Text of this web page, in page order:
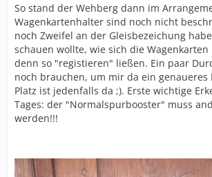
So stand der Wehberg dann im
Wagenkartenhalter sind noch nicht
noch Zweifel an der Gleisbezeichung
schauen wollte, wie sich die
denn so "registieren" ließen. Ein paar
noch brauchen, um mir da ein genaueres
Platz ist jedenfalls da ;). Erste wichtige
Tages: der "Normalspurbooster" muss
werden!!!